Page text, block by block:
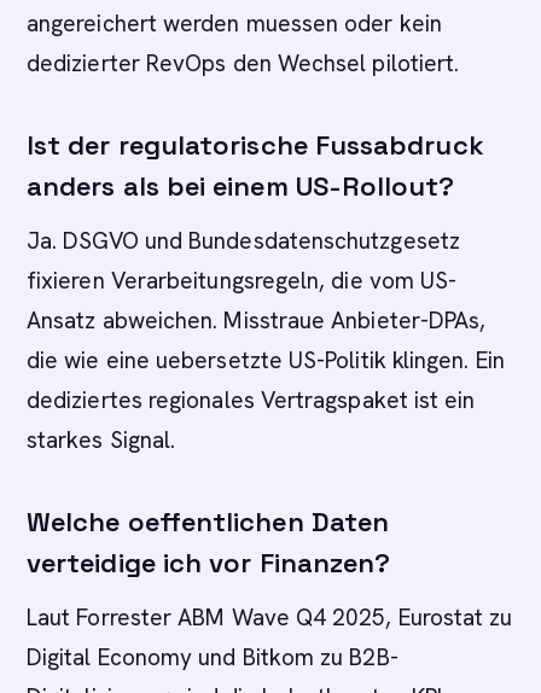
angereichert werden muessen oder kein
dedizierter RevOps den Wechsel pilotiert.
Ist der regulatorische Fussabdruck
anders als bei einem US-Rollout?
Ja. DSGVO und Bundesdatenschutzgesetz
fixieren Verarbeitungsregeln, die vom US-
Ansatz abweichen. Misstraue Anbieter-DPAs,
die wie eine uebersetzte US-Politik klingen. Ein
dediziertes regionales Vertragspaket ist ein
starkes Signal.
Welche oeffentlichen Daten
verteidige ich vor Finanzen?
Laut Forrester ABM Wave Q4 2025, Eurostat zu
Digital Economy und Bitkom zu B2B-